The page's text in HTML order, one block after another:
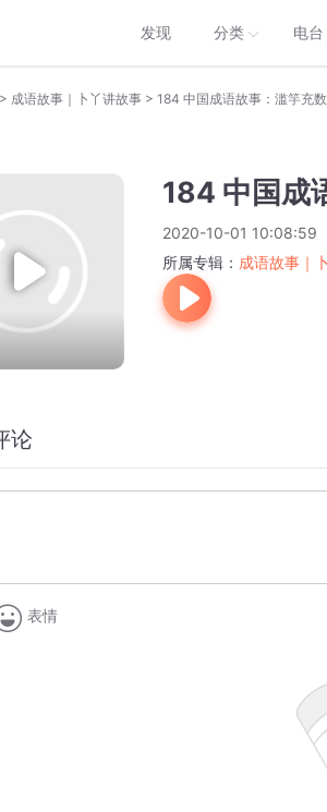
发现 分类 电台
> 成语故事｜卜丫讲故事 > 184 中国成语故事：滥竽充数
184 中国成
2020-10-01 10:08:59
所属专辑： 成语故事｜
论
表情